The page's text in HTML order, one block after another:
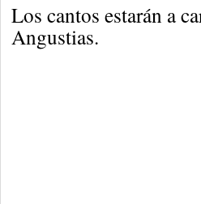
Los cantos estarán a
Angustias.